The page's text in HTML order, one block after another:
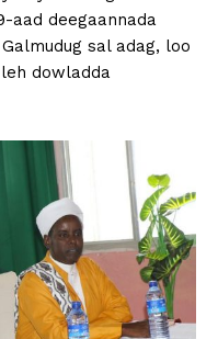
aad deegaannada
sal adag, loo
dowladda